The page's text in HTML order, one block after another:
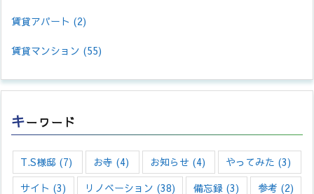
賃貸アパート (2)
賃貸マンション (55)
キーワード
T.S様邸 (7) お寺 (4) お知らせ (4) やってみた (3)
サイト (3) リノベーション (38) 備忘録 (3) 参考 (2)